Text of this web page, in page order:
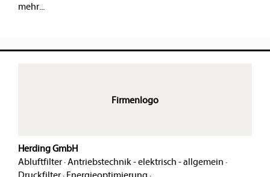
mehr...
Firmenlogo
Herding GmbH
Abluftfilter·Antriebstechnik - elektrisch - allgemein ·